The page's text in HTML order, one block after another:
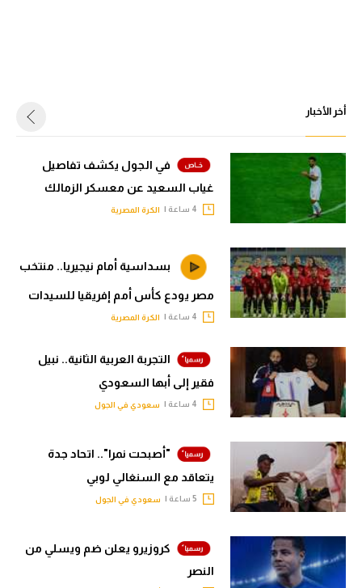
أخر الأخبار
في الجول يكشف تفاصيل
غياب السعيد عن معسكر الزمالك
الكرة المصرية
بسداسية أمام نيجيريا.. منتخب
مصر يودع كأس أمم إفريقيا للسيدات
الكرة المصرية
التجربة العربية الثانية.. نبيل
فقير إلى أبها السعودي
سعودي في الجول
"أصبحت نمرا".. اتحاد جدة
يتعاقد مع السنغالي لوبي
سعودي في الجول
كروزيرو يعلن ضم ويسلي من
النصر